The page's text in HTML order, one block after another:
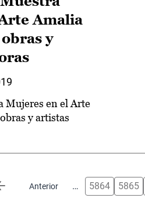
Amalia
y
Mujeres en el Arte
y artistas
Anterior
Página anterior … 5864 5865